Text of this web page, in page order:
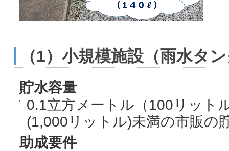
（1）小規模施設（雨水タ
貯水容量
0.1立方メートル（100リット
(1,000リットル)未満の市販の
助成要件